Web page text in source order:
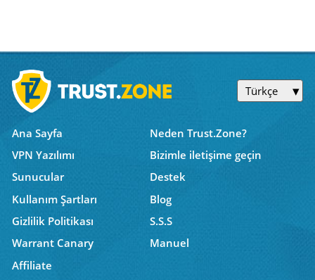
Türkçe
Ana Sayfa
Neden Trust.Zone?
VPN Yazılımı
Bizimle iletişime geçin
Sunucular
Destek
Kullanım Şartları
Blog
Gizlilik Politikası
S.S.S
Warrant Canary
Manuel
Affiliate